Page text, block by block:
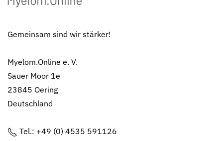
Gemeinsam sind wir stärker!
Myelom.Online e. V.
Sauer Moor 1e
23845 Oering
Deutschland
Tel.: +49 (0) 4535 591126